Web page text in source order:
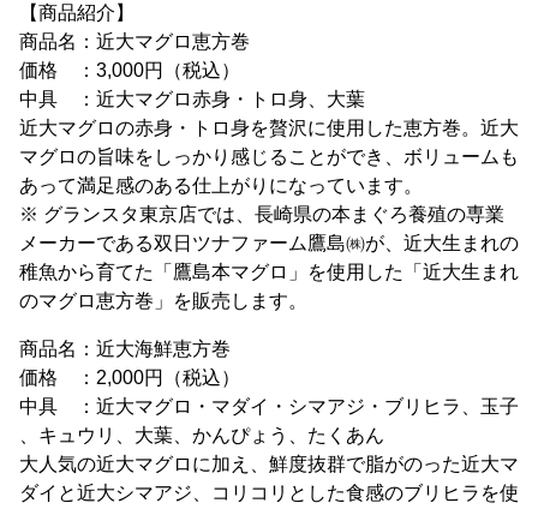
【商品紹介】
商品名：近大マグロ恵方巻
価格 ：3,000円（税込）
中具 ：近大マグロ赤身・トロ身、大葉
近大マグロの赤身・トロ身を贅沢に使用した恵方巻。近大
マグロの旨味をしっかり感じることができ、ボリュームも
あって満足感のある仕上がりになっています。
※ グランスタ東京店では、長崎県の本まぐろ養殖の専業
メーカーである双日ツナファーム鷹島㈱が、近大生まれの
稚魚から育てた「鷹島本マグロ」を使用した「近大生まれ
のマグロ恵方巻」を販売します。
商品名：近大海鮮恵方巻
価格 ：2,000円（税込）
中具 ：近大マグロ・マダイ・シマアジ・ブリヒラ、玉子
、キュウリ、大葉、かんぴょう、たくあん
大人気の近大マグロに加え、鮮度抜群で脂がのった近大マ
ダイと近大シマアジ、コリコリとした食感のブリヒラを使